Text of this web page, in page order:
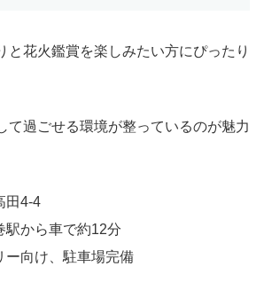
と花火鑑賞を楽しみたい方にぴったり
て過ごせる環境が整っているのが魅力
田4-4
駅から車で約12分
ー向け、駐車場完備